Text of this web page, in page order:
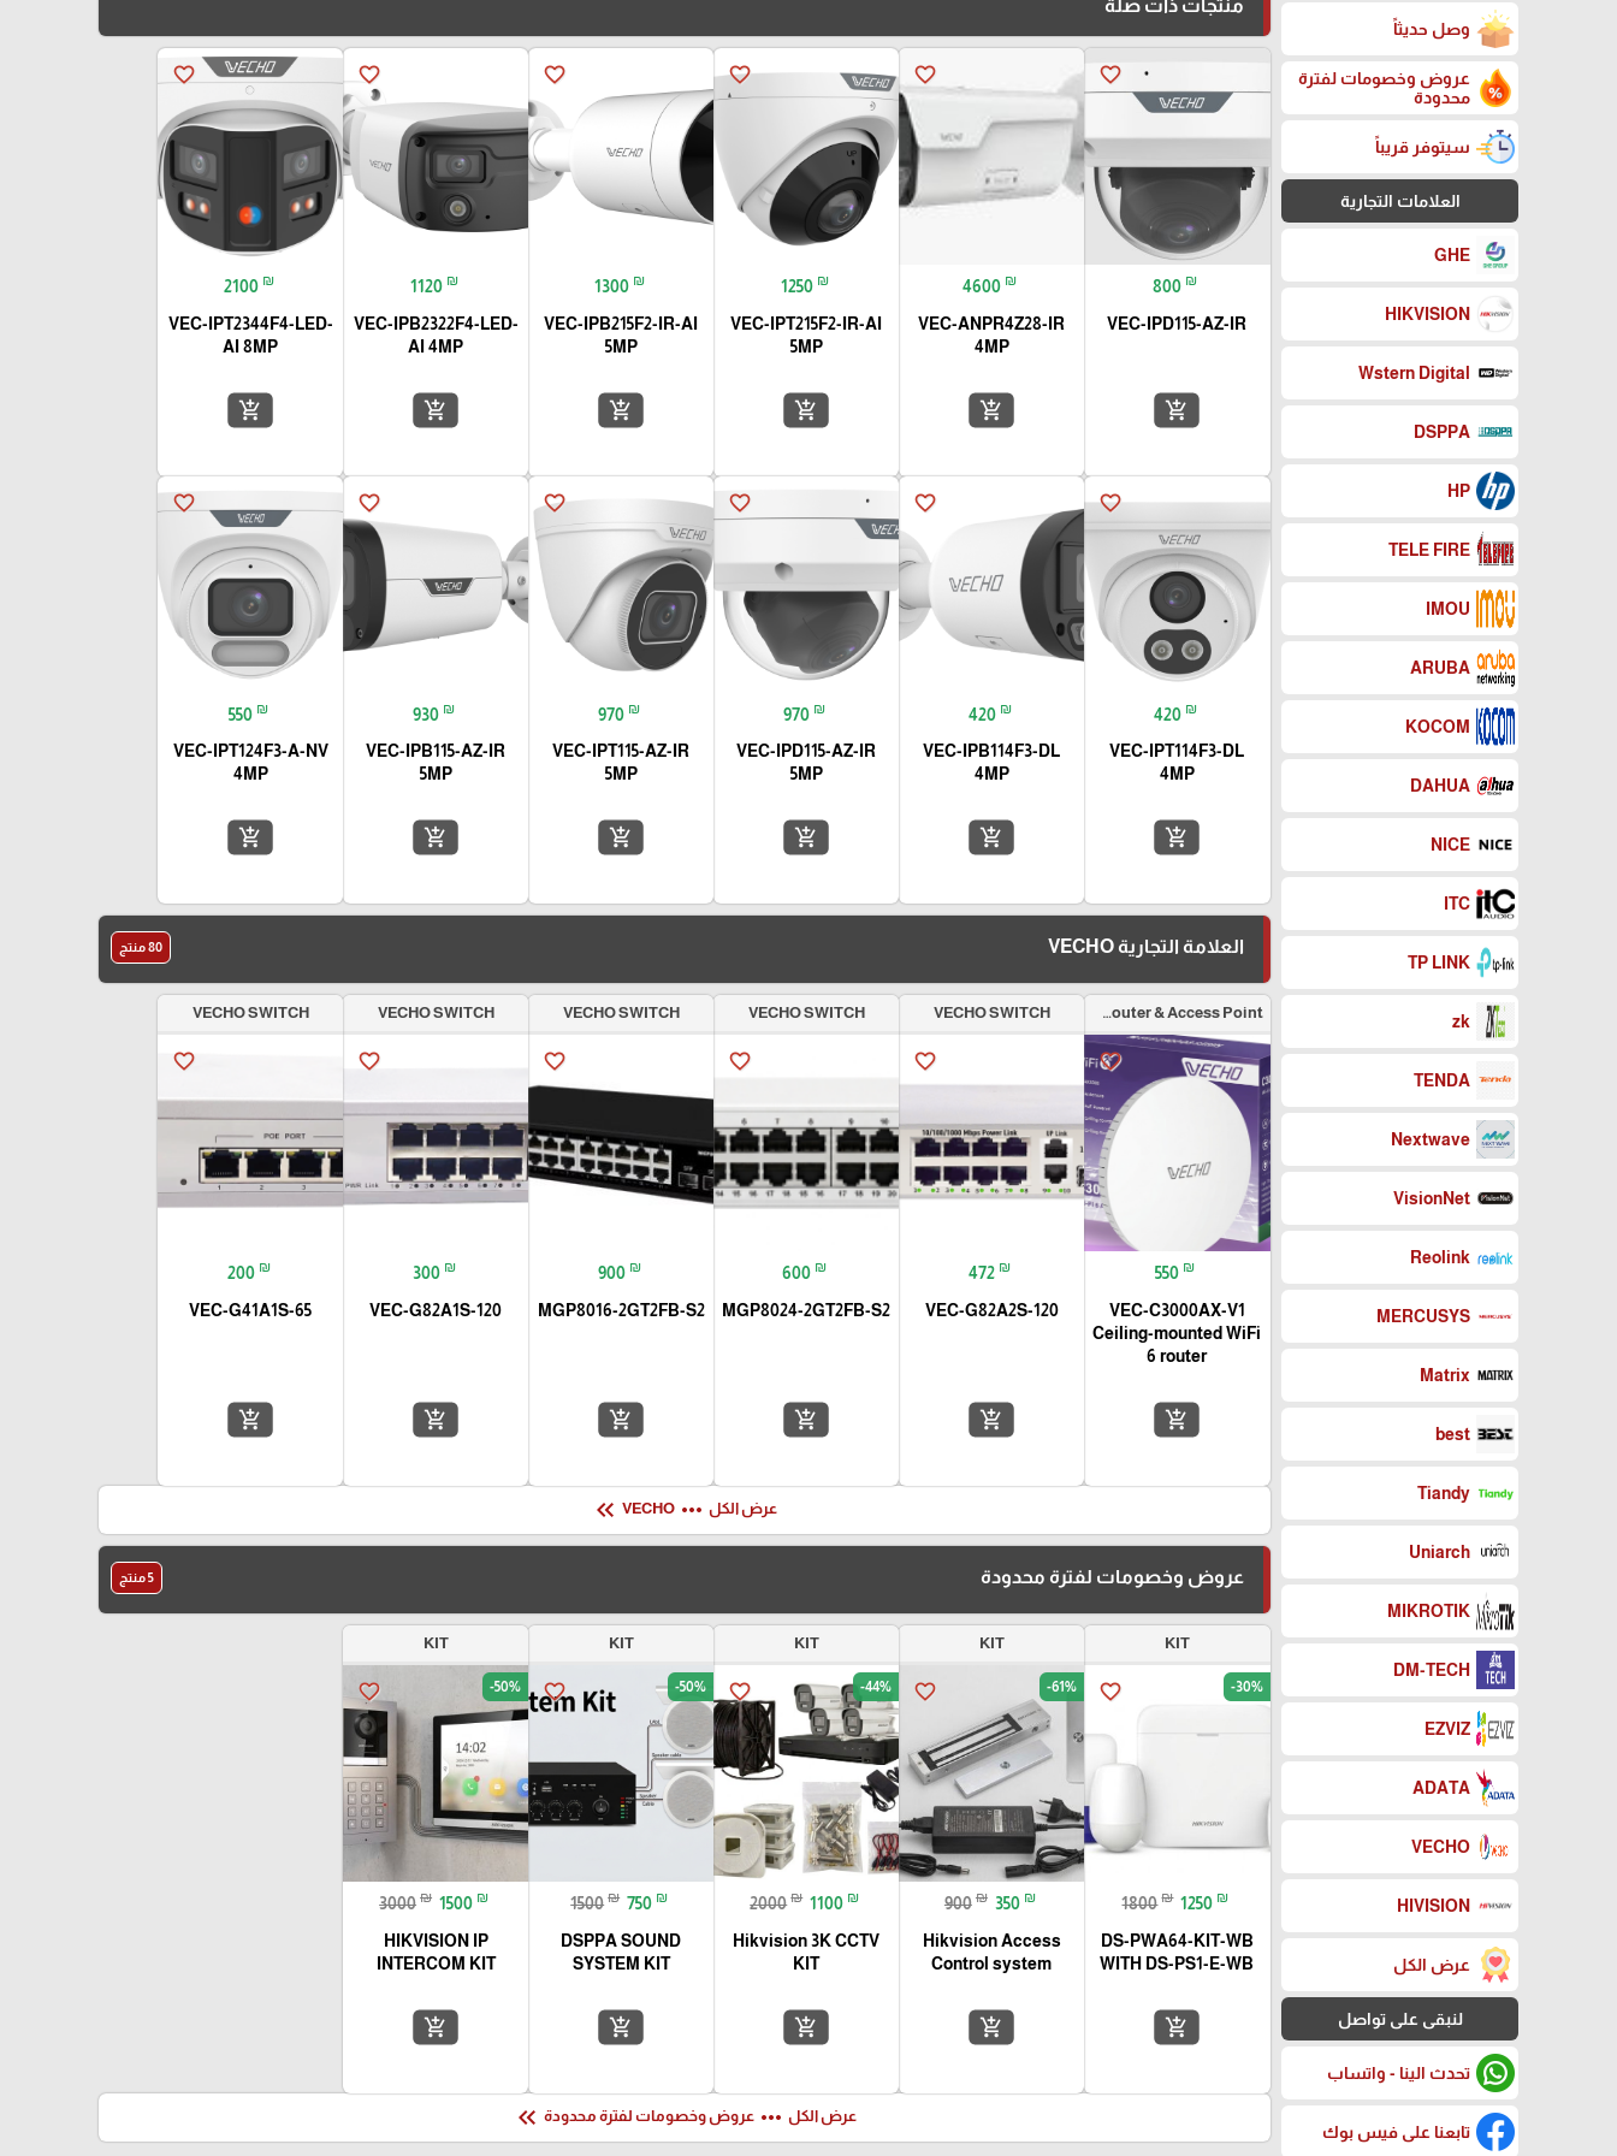
وصل حديثاً
عروض وخصومات لفترة
محدودة
سيتوفر قريباً
العلامات التجارية
GHE
HIKVISION
Wstern Digital
DSPPA
HP
TELE FIRE
IMOU
ARUBA
KOCOM
DAHUA
NICE
ITC
TP LINK
zk
TENDA
Nextwave
VisionNet
Reolink
MERCUSYS
Matrix
best
Tiandy
Uniarch
MIKROTIK
DM-TECH
EZVIZ
ADATA
VECHO
HIVISION
عرض الكل
لنبقى على تواصل
تحدث الينا - واتساب
تابعنا على فيس بوك
منتجات ذات صلة
favorite_border
800 ₪
VEC-IPD115-AZ-IR
add_shopping_cart
favorite_border
4600 ₪
VEC-ANPR4Z28-IR
4MP
add_shopping_cart
favorite_border
1250 ₪
VEC-IPT215F2-IR-AI
5MP
add_shopping_cart
favorite_border
1300 ₪
VEC-IPB215F2-IR-AI
5MP
add_shopping_cart
favorite_border
1120 ₪
VEC-IPB2322F4-LED-
AI 4MP
add_shopping_cart
favorite_border
2100 ₪
VEC-IPT2344F4-LED-
AI 8MP
add_shopping_cart
favorite_border
420 ₪
VEC-IPT114F3-DL
4MP
add_shopping_cart
favorite_border
420 ₪
VEC-IPB114F3-DL
4MP
add_shopping_cart
favorite_border
970 ₪
VEC-IPD115-AZ-IR
5MP
add_shopping_cart
favorite_border
970 ₪
VEC-IPT115-AZ-IR
5MP
add_shopping_cart
favorite_border
930 ₪
VEC-IPB115-AZ-IR
5MP
add_shopping_cart
favorite_border
550 ₪
VEC-IPT124F3-A-NV
4MP
add_shopping_cart
العلامة التجارية VECHO 80 منتج
Wireless Router & Access Point
favorite_border
550 ₪
VEC-C3000AX-V1
Ceiling-mounted WiFi
6 router
add_shopping_cart
VECHO SWITCH
favorite_border
472 ₪
VEC-G82A2S-120
add_shopping_cart
VECHO SWITCH
favorite_border
600 ₪
MGP8024-2GT2FB-S2
add_shopping_cart
VECHO SWITCH
favorite_border
900 ₪
MGP8016-2GT2FB-S2
add_shopping_cart
VECHO SWITCH
favorite_border
300 ₪
VEC-G82A1S-120
add_shopping_cart
VECHO SWITCH
favorite_border
200 ₪
VEC-G41A1S-65
add_shopping_cart
عرض الكل more_horiz
keyboard_double_arrow_left
عروض وخصومات لفترة محدودة 5 منتج
KIT
favorite_border -30%
1800 ₪ 1250 ₪
DS-PWA64-KIT-WB
WITH DS-PS1-E-WB
add_shopping_cart
KIT
favorite_border -61%
900 ₪ 350 ₪
Hikvision Access
Control system
add_shopping_cart
KIT
favorite_border -44%
2000 ₪ 1100 ₪
Hikvision 3K CCTV
KIT
add_shopping_cart
KIT
favorite_border -50%
1500 ₪ 750 ₪
DSPPA SOUND
SYSTEM KIT
add_shopping_cart
KIT
favorite_border -50%
3000 ₪ 1500 ₪
HIKVISION IP
INTERCOM KIT
add_shopping_cart
عرض الكل more_horiz عروض وخصومات لفترة محدودة keyboard_double_arrow_left